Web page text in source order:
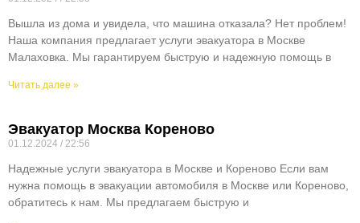
Вышла из дома и увидела, что машина отказала? Нет проблем!
Наша компания предлагает услуги эвакуатора в Москве
Малаховка. Мы гарантируем быструю и надежную помощь в
Читать далее »
Эвакуатор Москва Кореново
01.12.2024 22:56
Надежные услуги эвакуатора в Москве и Кореново Если вам
нужна помощь в эвакуации автомобиля в Москве или Кореново,
обратитесь к нам. Мы предлагаем быструю и